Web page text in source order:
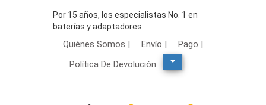
Por 15 años, los especialistas No. 1 en
baterías y adaptadores
Quiénes Somos | Envío |
Pago |
Política De Devolución